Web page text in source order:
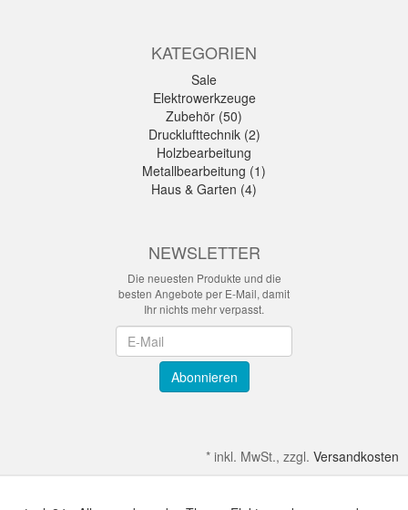
KATEGORIEN
Sale
Elektrowerkzeuge
Zubehör (50)
Drucklufttechnik (2)
Holzbearbeitung
Metallbearbeitung (1)
Haus & Garten (4)
NEWSLETTER
Die neuesten Produkte und die
besten Angebote per E-Mail, damit
Ihr nichts mehr verpasst.
Abonnieren
* inkl. MwSt., zzgl. Versandkosten